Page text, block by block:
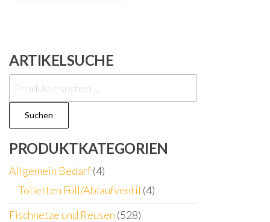
ARTIKELSUCHE
Suchen
nach:
Suchen
PRODUKTKATEGORIEN
Allgemein Bedarf(4)
Toiletten Füll/Ablaufventil (4)
Fischnetze und Reusen (528)